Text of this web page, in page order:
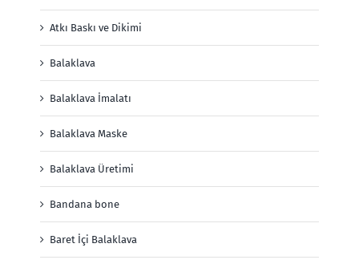
Atkı Baskı ve Dikimi
Balaklava
Balaklava İmalatı
Balaklava Maske
Balaklava Üretimi
Bandana bone
Baret İçi Balaklava